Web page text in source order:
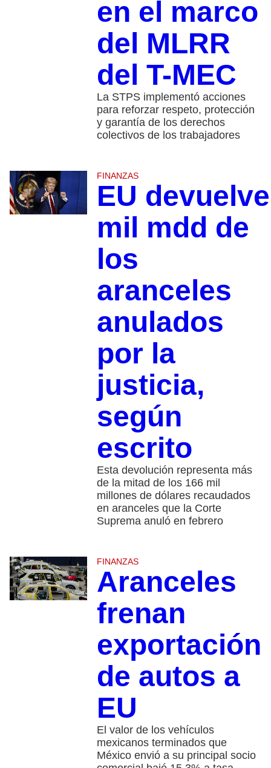
en el marco
del MLRR
del T-MEC
La STPS implementó acciones
para reforzar respeto, protección
y garantía de los derechos
colectivos de los trabajadores
FINANZAS
EU
mil mdd de
los
aranceles
anulados
por la
justicia,
según
escrito
Esta devolución representa más
de la mitad de los 166 mil
millones de dólares recaudados
en aranceles que la Corte
Suprema anuló en febrero
FINANZAS
Aranceles
frenan
exportación
de autos a
EU
El valor de los vehículos
mexicanos terminados que
México envió a su principal socio